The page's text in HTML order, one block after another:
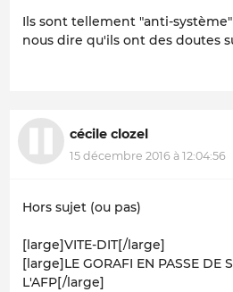
Ils sont tellement "anti-
nous dire qu'ils ont des doutes
cécile clozel
15 décembre 2016 à 12:04:56
Hors sujet (ou pas)
[large]VITE-DIT[/large]
[large]LE GORAFI EN PASSE DE
L'AFP[/large]